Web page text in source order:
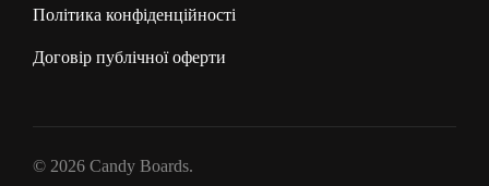
Політика конфіденційності
Договір публічної оферти
© 2026 Candy Boards.